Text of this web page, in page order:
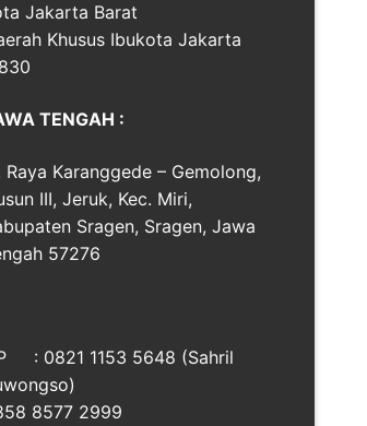
Jakarta Barat
Khusus Ibukota Jakarta
TENGAH :
Raya Karanggede – Gemolong,
III, Jeruk, Kec. Miri,
Sragen, Sragen, Jawa
57276
: 0821 1153 5648 (Sahril
8577 2999